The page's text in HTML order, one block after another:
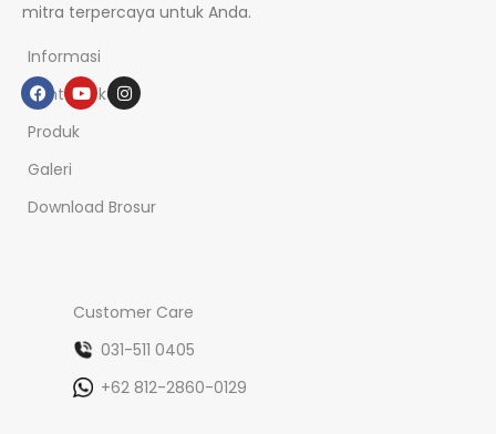
mitra terpercaya untuk Anda.
Informasi
Tentang kami
Produk
Galeri
Download Brosur
Customer Care
031-511 0405
+62 812-2860-0129